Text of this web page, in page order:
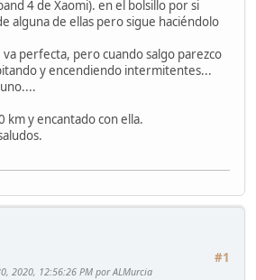
4 de Xaomi). en el bolsillo por si
alguna de ellas pero sigue haciéndolo
va perfecta, pero cuando salgo parezco
y encendiendo intermitentes...
km y encantado con ella.
#1
2020, 12:56:26 PM por ALMurcia